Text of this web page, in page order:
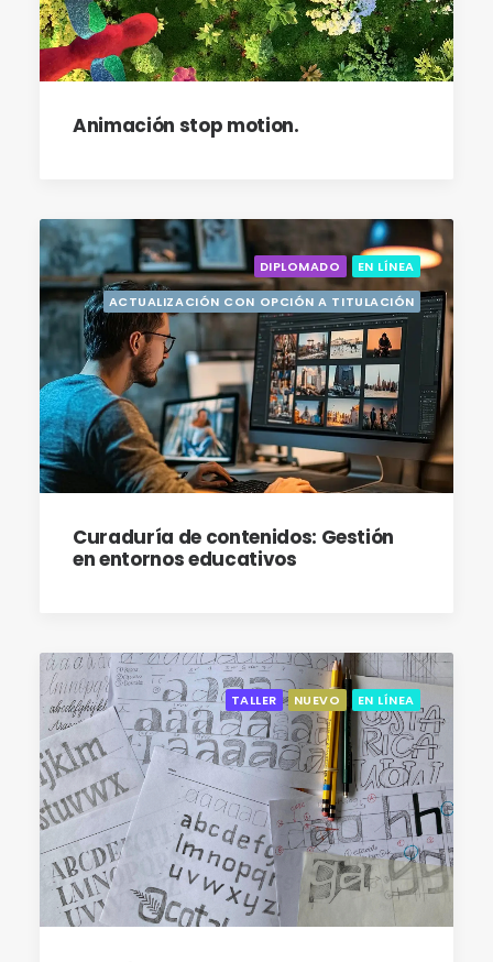
Animación stop motion.
DIPLOMADO
EN LÍNEA
ACTUALIZACIÓN CON OPCIÓN A TITULACIÓN
Curaduría de contenidos: Gestión
en entornos educativos
TALLER NUEVO EN LÍNEA